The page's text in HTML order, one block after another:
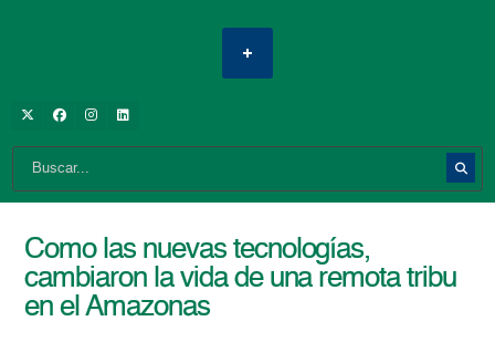
Como las nuevas tecnologías,
cambiaron la vida de una remota tribu
en el Amazonas